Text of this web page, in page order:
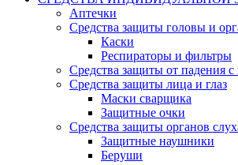
Аптечки
Средства защиты головы и
Каски
Респираторы и фильтры
Средства защиты от падения
Средства защиты лица и глаз
Маски сварщика
Защитные очки
Средства защиты органов
Защитные наушники
Беруши